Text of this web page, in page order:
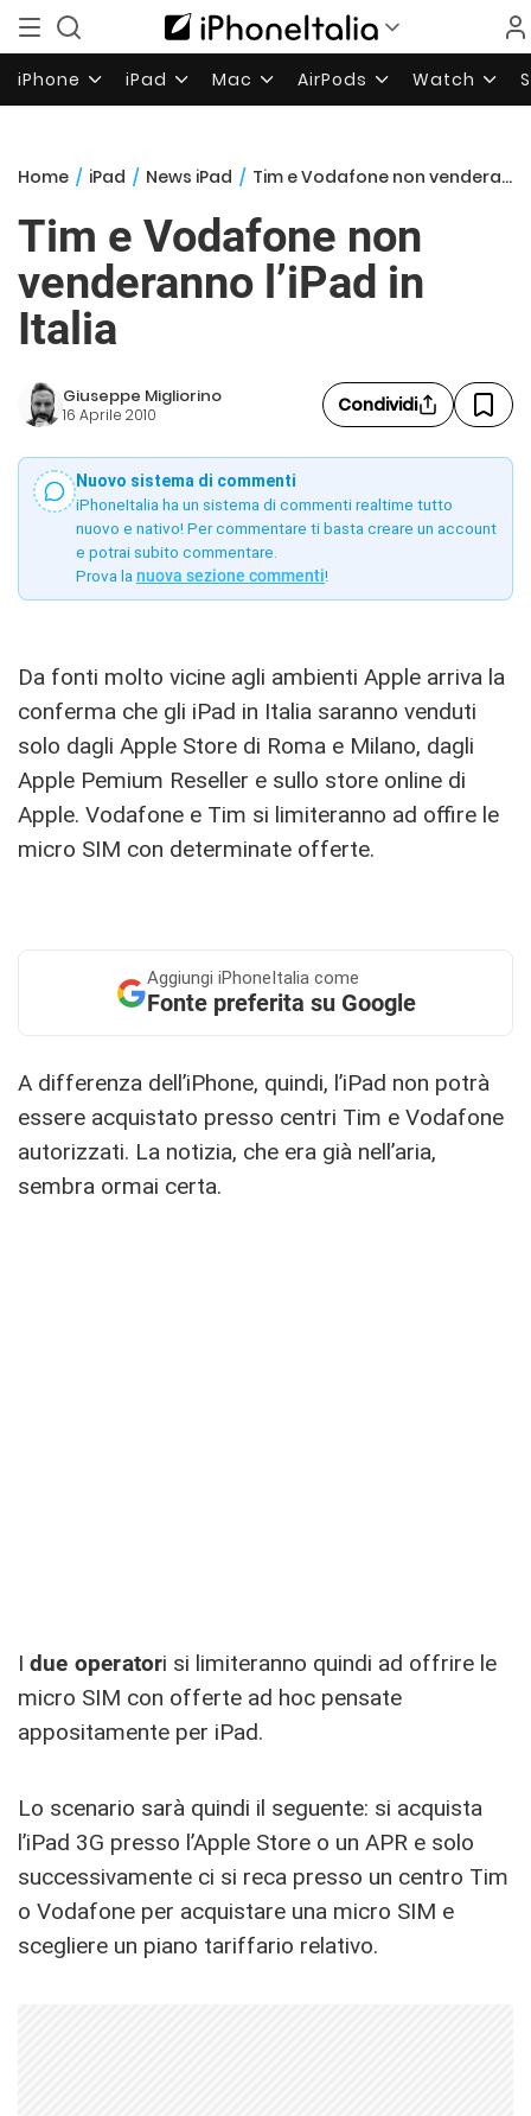
iPhone iPad Mac AirPods Watch
Home / iPad / News iPad / Tim e Vodafone non venderanno l’iPad in Italia
Tim e Vodafone non
venderanno l’iPad in
Italia
Giuseppe Migliorino
16 Aprile 2010 Condividi
Nuovo sistema di commenti
iPhoneItalia ha un sistema di commenti realtime tutto
nuovo e nativo! Per commentare ti basta creare un account
e potrai subito commentare.
Prova la nuova sezione commenti!
Da fonti molto vicine agli ambienti Apple arriva la
conferma che gli iPad in Italia saranno venduti
solo dagli Apple Store di Roma e Milano, dagli
Apple Pemium Reseller e sullo store online di
Apple. Vodafone e Tim si limiteranno ad offire le
micro SIM con determinate offerte.
Aggiungi iPhoneItalia come
Fonte preferita su Google
A differenza dell’iPhone, quindi, l’iPad non potrà
essere acquistato presso centri Tim e Vodafone
autorizzati. La notizia, che era già nell’aria,
sembra ormai certa.
I due operatori si limiteranno quindi ad offrire le
micro SIM con offerte ad hoc pensate
appositamente per iPad.
Lo scenario sarà quindi il seguente: si acquista
l’iPad 3G presso l’Apple Store o un APR e solo
successivamente ci si reca presso un centro Tim
o Vodafone per acquistare una micro SIM e
scegliere un piano tariffario relativo.